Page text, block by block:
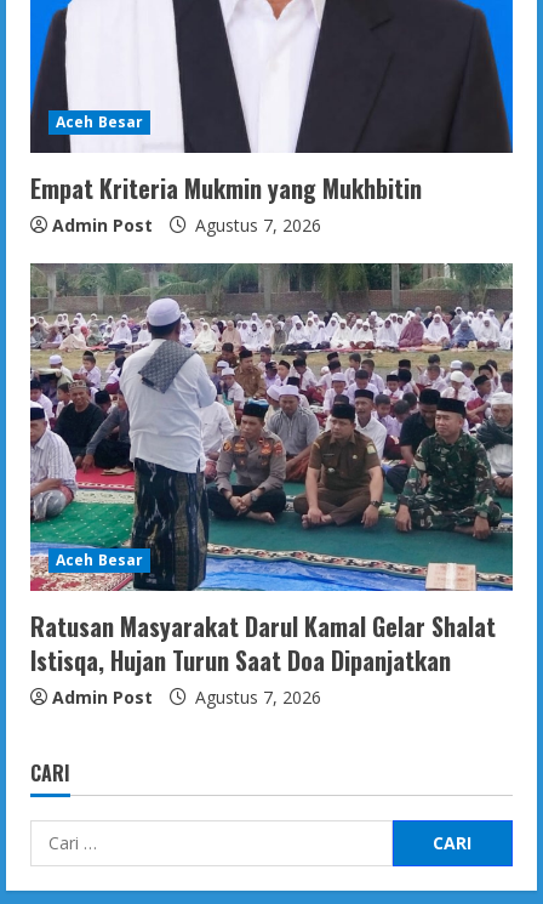
Aceh Besar
Empat Kriteria Mukmin yang Mukhbitin
Admin Post Agustus 7, 2026
Aceh Besar
Ratusan Masyarakat Darul Kamal Gelar Shalat
Istisqa, Hujan Turun Saat Doa Dipanjatkan
Admin Post Agustus 7, 2026
CARI
Cari
untuk: